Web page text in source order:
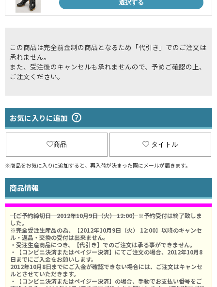
選択する
この商品は完全前金制の商品となるため「代引き」でのご注文は
承れません。
また、受注後のキャンセルも承れませんので、予めご確認の上、
ご注文ください。
お気に入りに追加
商品 タイトル
※商品をお気に入りに追加すると、再入荷が決まった際にメールが届きます。
商品情報
【ご予約締切日 2012年10月9日（火） 12:00】※予約受付は終了致しま
した。
※完全受注生産品の為、【2012年10月9日（火） 12:00】以降のキャンセ
ル・返品・交換の受付は出来ません。
・受注生産商品につき、【代引き】でのご注文は承る事ができません。
・【コンビニ決済またはペイジー決済】にてご注文の場合、2012年10月8
日までにご入金をお願いします。
2012年10月8日までにご入金が確認できない場合には、ご注文はキャンセ
ルとさせていただきます。
・【コンビニ決済またはペイジー決済】の場合、手動でお支払い番号をご